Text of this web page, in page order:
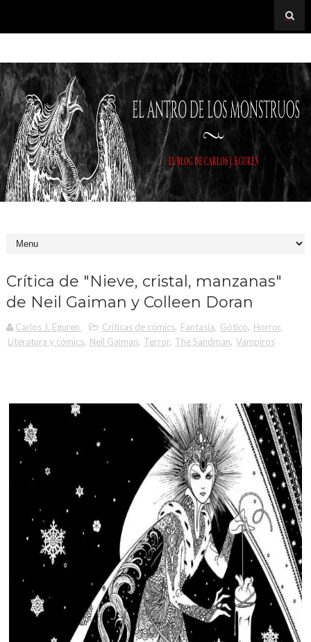
Crítica de "Nieve, cristal, manzanas"
de Neil Gaiman y Colleen Doran
Carlos J. Eguren Críticas de cómics, Fantasía, Gótico, Horror,
Literatura y cómics, Neil Gaiman, Terror, The Sandman, Vampiros